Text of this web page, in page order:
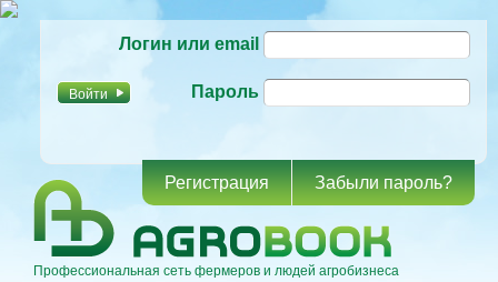
основному
Логин или email
Пароль
Регистрация Забыли пароль?
Профессиональная сеть фермеров и людей агробизнеса